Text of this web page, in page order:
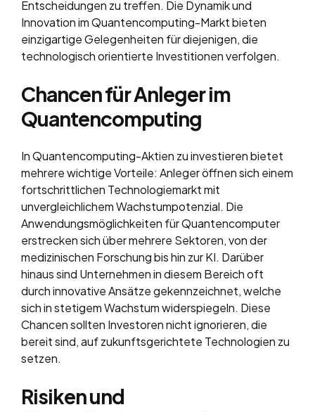
Entscheidungen zu treffen. Die Dynamik und
Innovation im Quantencomputing-Markt bieten
einzigartige Gelegenheiten für diejenigen, die
technologisch orientierte Investitionen verfolgen.
Chancen für Anleger im
Quantencomputing
In Quantencomputing-Aktien zu investieren bietet
mehrere wichtige Vorteile: Anleger öffnen sich einem
fortschrittlichen Technologiemarkt mit
unvergleichlichem Wachstumpotenzial. Die
Anwendungsmöglichkeiten für Quantencomputer
erstrecken sich über mehrere Sektoren, von der
medizinischen Forschung bis hin zur KI. Darüber
hinaus sind Unternehmen in diesem Bereich oft
durch innovative Ansätze gekennzeichnet, welche
sich in stetigem Wachstum widerspiegeln. Diese
Chancen sollten Investoren nicht ignorieren, die
bereit sind, auf zukunftsgerichtete Technologien zu
setzen.
Risiken und